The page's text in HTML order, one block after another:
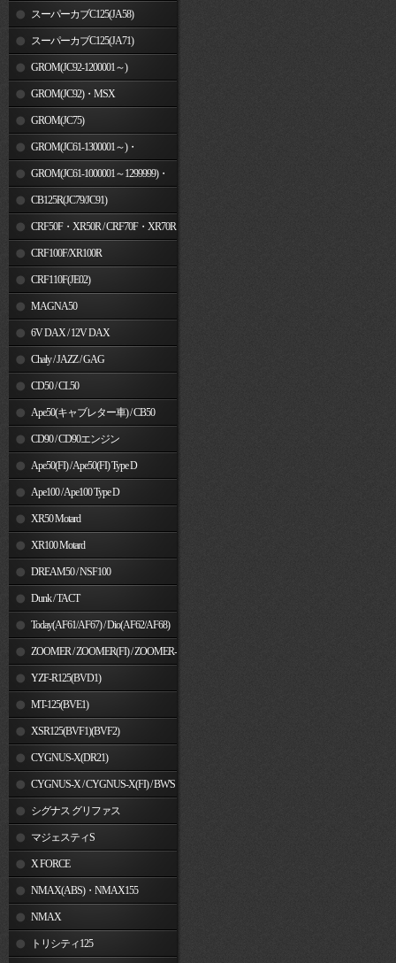
スーパーカブC125(JA58)
スーパーカブC125(JA71)
GROM(JC92-1200001～)
GROM(JC92)・MSX
GROM(MLHJC92)
GROM(JC75)
GROM(JC61-1300001～)・
MSX125SF
GROM(JC61-1000001～1299999)・
MSX125CB125R(JC79/JC91)
CRF50F・XR50R / CRF70F・XR70R
CRF100F/XR100R
CRF110F(JE02)
MAGNA50
6V DAX / 12V DAX
Chaly / JAZZ / GAG
CD50 / CL50
Ape50(キャブレター車) / CB50
CD90 / CD90エンジン
Ape50(FI) / Ape50(FI) Type D
Ape100 / Ape100 Type D
XR50 Motard
XR100 Motard
DREAM50 / NSF100
Dunk / TACT
Today(AF61/AF67) / Dio(AF62/AF68)
ZOOMER / ZOOMER(FI) / ZOOMER-
YZF-R125(BVD1)
MT-125(BVE1)
XSR125(BVF1)(BVF2)
CYGNUS-X(DR21)
CYGNUS-X / CYGNUS-X(FI) / BW'S
125 シグナス グリファス
マジェスティS
X FORCE
NMAX(ABS)・NMAX155
NMAX
トリシティ125